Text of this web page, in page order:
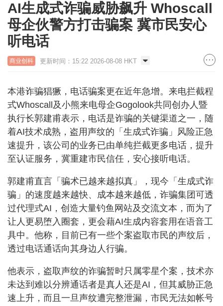
AI生成式诈骗威胁飙升 Whoscall
母企伙警方打击骗案 冀市民安心
听电话
商业创科 更新时间：15:22 2026-08-08 HKT
本港诈骗猖獗，电话骗案更在近年急增。来电拦截程
式Whoscall及小熊来电母企Gogolook共同创办人暨
执行长郭建甫表示，电话是诈骗的关键渠道之一，随
着AI技术成熟，盗用声纹的「生成式诈骗」风险正急
速提升，该公司的业务已由单纯拦截更多电话，提升
至认证服务，冀重建市民信任，安心接听电话。
郭建甫直言「骗术已越来越拟真」，现今「生成式诈
骗」的速度越来越快、成本越来越低，诈骗集团可透
过代理式AI，创造大量钓鱼网站及交流文本，而为了
让人更易堕入圈套，更会藉AI生成内容套用在语音工
具中。他称，目前已有一些个案盗取市民的声纹后，
透过电话通话向其身边人行骗。
他表示，盗取声纹的诈骗暂时只属零星个案，技术亦
未达到难以分辨通话者是真人还是AI，但其威胁正急
速上升，而且一旦声纹遭完整泄漏，市民无法如帐号